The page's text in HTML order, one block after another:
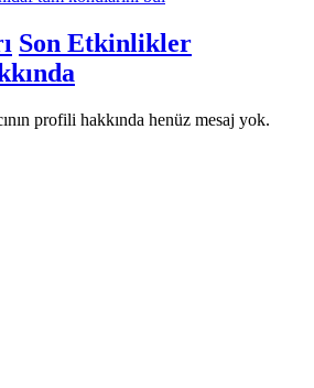
Son Etkinlikler
profili hakkında henüz mesaj yok.